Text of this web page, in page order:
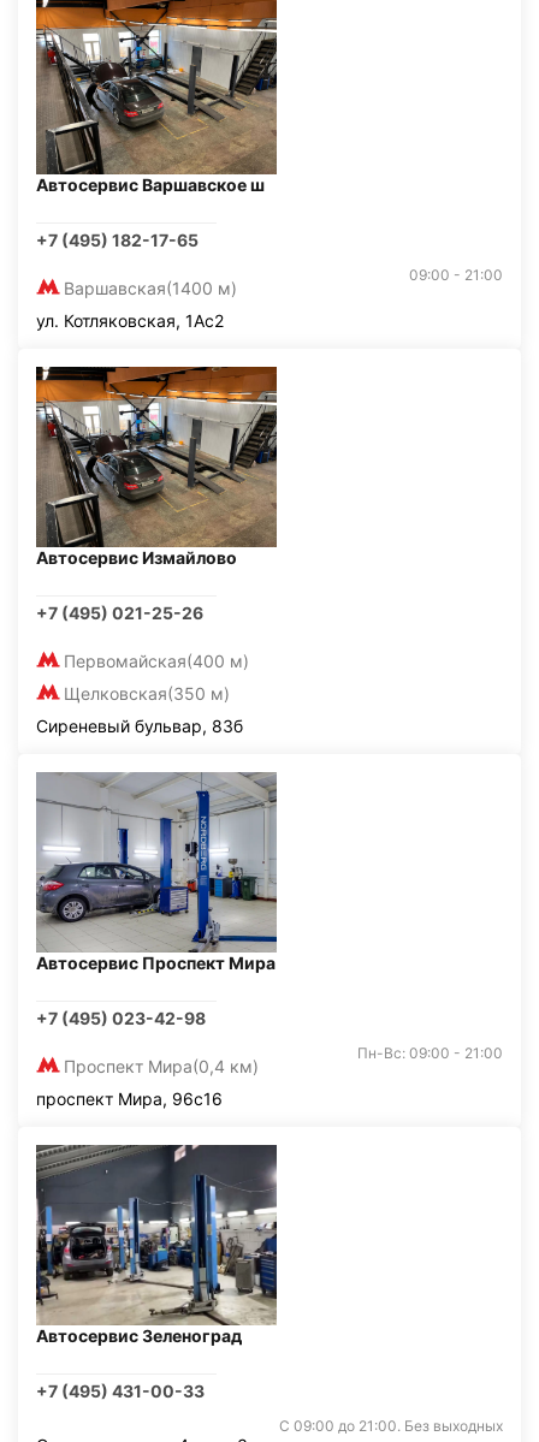
Автосервис Варшавское ш
+7 (495) 182-17-65
Варшавская(1400 м)
09:00 - 21:00
ул. Котляковская, 1Ас2
Автосервис Измайлово
+7 (495) 021-25-26
Первомайская(400 м)
Щелковская(350 м)
Сиреневый бульвар, 83б
Автосервис Проспект Мира
+7 (495) 023-42-98
Проспект Мира(0,4 км)
Пн-Вс: 09:00 - 21:00
проспект Мира, 96с16
Автосервис Зеленоград
+7 (495) 431-00-33
С 09:00 до 21:00. Без выходных